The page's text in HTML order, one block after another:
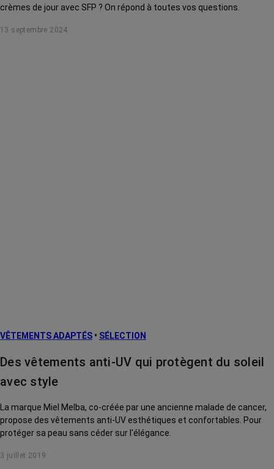
crèmes de jour avec SFP ? On répond à toutes vos questions.
13 septembre 2024
VÊTEMENTS ADAPTÉS • SÉLECTION
Des vêtements anti-UV qui protègent du soleil
avec style
La marque Miel Melba, co-créée par une ancienne malade de cancer,
propose des vêtements anti-UV esthétiques et confortables. Pour
protéger sa peau sans céder sur l'élégance.
3 juillet 2019